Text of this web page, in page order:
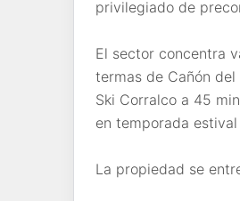
privilegiado de
El sector concentra
termas de Cañón
Ski Corralco a 45
en temporada
La propiedad se